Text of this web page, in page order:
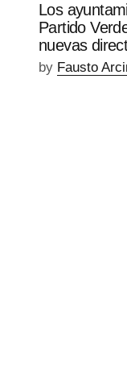
Los
Partido
nuevas
by Fausto